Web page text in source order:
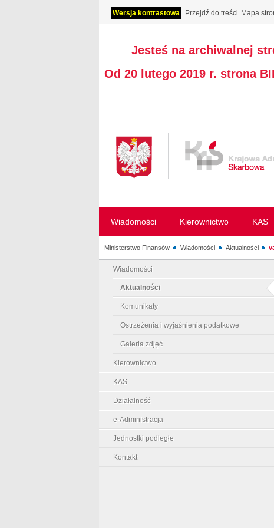
Wersja kontrastowa Przejdź do treści Mapa
Jesteś na archiwalnej
Od 20 lutego 2019 r. strona
Wiadomości Kierownictwo KAS
Ministerstwo Finansów Wiadomości Aktualności
Wiadomości
Aktualności
Komunikaty
Ostrzeżenia i wyjaśnienia podatkowe
Galeria zdjęć
Kierownictwo
KAS
Działalność
e-Administracja
Jednostki podległe
Kontakt